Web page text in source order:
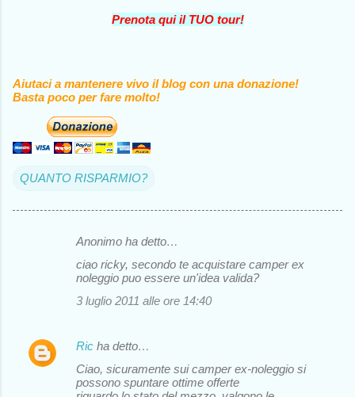
Prenota qui il TUO tour!
Aiutaci a mantenere vivo il blog con una donazione!
Basta poco per fare molto!
QUANTO RISPARMIO?
e
n
Anonimo ha detto…
ciao ricky, secondo te acquistare camper ex
noleggio puo essere un'idea valida?
3 luglio 2011 alle ore 14:40
Ric ha detto…
Ciao, sicuramente sui camper ex-noleggio si
possono spuntare ottime offerte